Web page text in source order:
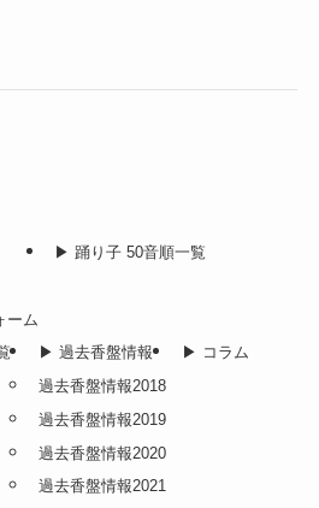
ーム
▶︎ 踊り子 50音順一覧
▶︎ 過去香盤情報
過去香盤情報2018
過去香盤情報2019
過去香盤情報2020
過去香盤情報2021
▶︎ コラム